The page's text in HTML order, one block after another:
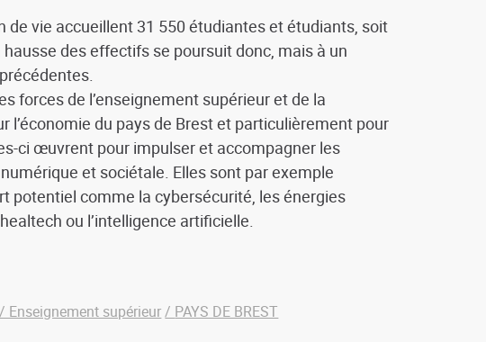
de vie accueillent 31 550 étudiantes et étudiants, soit
des effectifs se poursuit donc, mais à un
forces de l’enseignement supérieur et de la
l’économie du pays de Brest et particulièrement pour
ci œuvrent pour impulser et accompagner les
et sociétale. Elles sont par exemple
potentiel comme la cybersécurité, les énergies
ou l’intelligence artificielle.
Enseignement supérieur PAYS DE BREST